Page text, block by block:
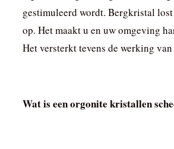
gestimuleerd wordt. Bergkristal
op. Het maakt u en uw omgeving
Het versterkt tevens de werking
Wat is een orgonite kristallen